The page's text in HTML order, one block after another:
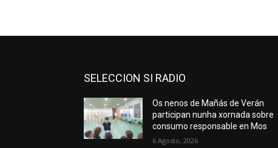
SELECCION SI RADIO
Os nenos de Mañás de Verán
participan nunha xornada sobre
consumo responsable en Mos
6 Agosto, 2026